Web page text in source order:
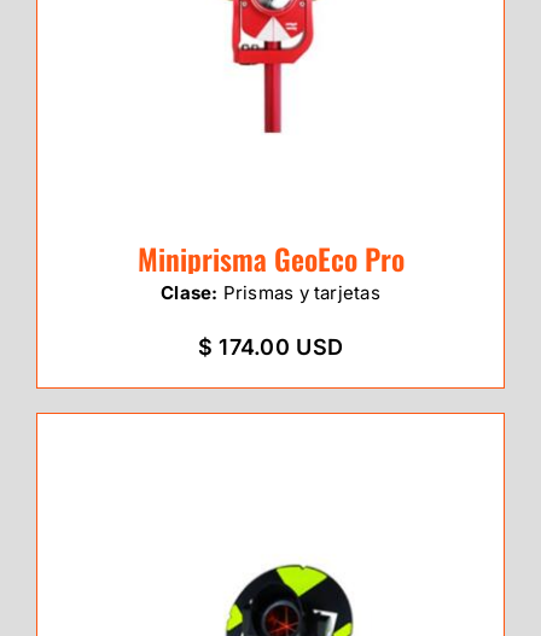
Miniprisma GeoEco Pro
Clase: Prismas y tarjetas
$ 174.00 USD